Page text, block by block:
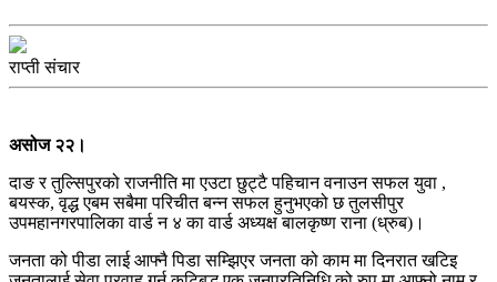
राप्ती संचार
असोज २२।
दाङ र तुल्सिपुरको राजनीति मा एउटा छुट्टै पहिचान वनाउन सफल युवा ,
बयस्क, वृद्ध एबम सबैमा परिचीत बन्न सफल हुनुभएको छ तुलसीपुर
उपमहानगरपालिका वार्ड न ४ का वार्ड अध्यक्ष बालकृष्ण राना (ध्रुब)।
जनता को पीडा लाई आफ्नै पिडा सम्झिएर जनता को काम मा दिनरात खटिइ